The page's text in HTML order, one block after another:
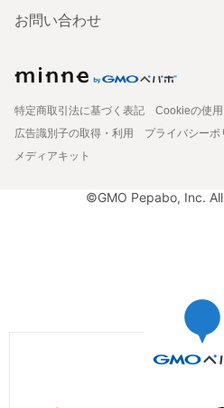
お問い合わせ
特定商取引法に基づく表記
Cookieの使
広告識別子の取得・利用
プライバシーポ
メディアキット
©GMO Pepabo, Inc.